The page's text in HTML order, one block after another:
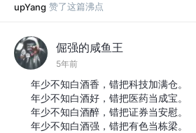
upYang 赞了这篇沸点
倔强的咸鱼王
5年前
年少不知白酒香，错把科技加满仓。
年少不知白酒好，错把医药当成宝。
年少不知白酒醉，错把证券当安慰。
年少不知白酒强，错把有色当栋梁。